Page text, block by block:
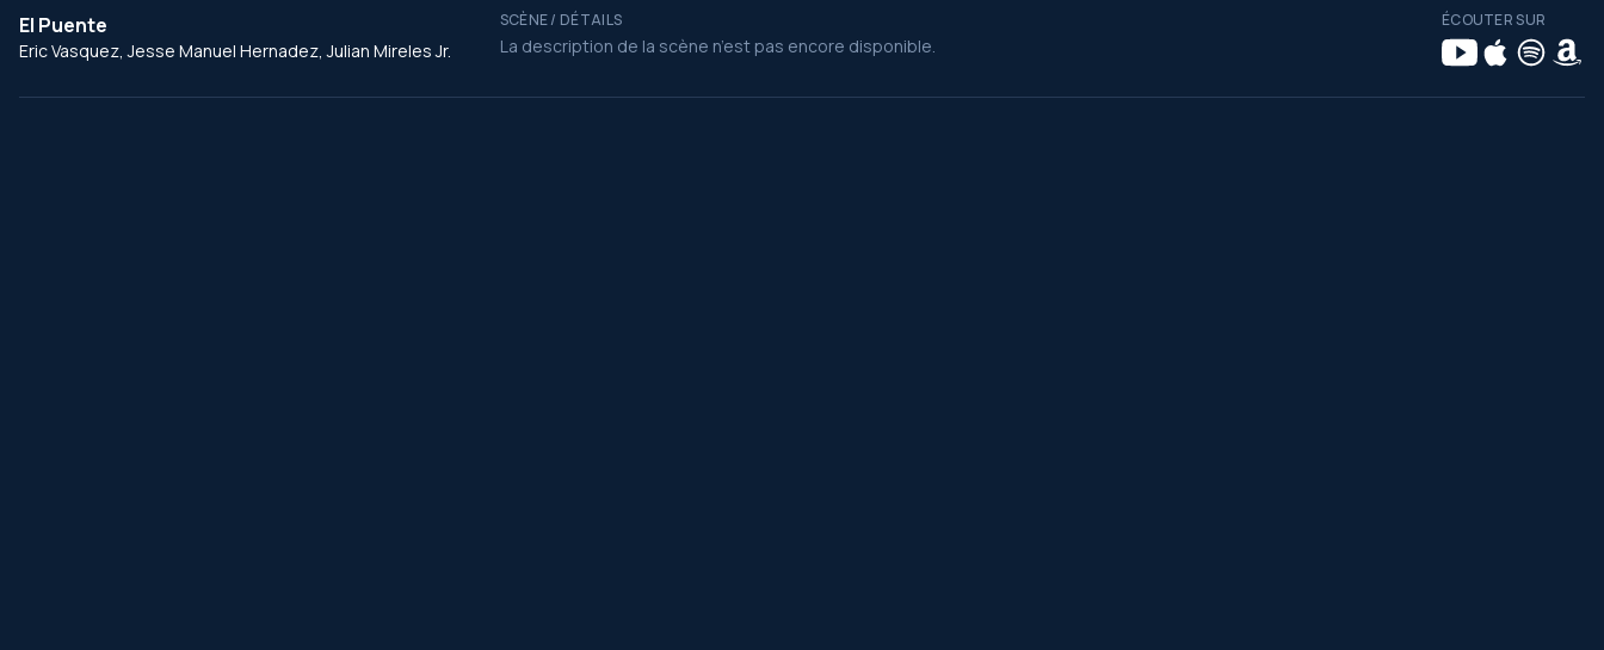
El Puente
Eric Vasquez, Jesse Manuel Hernadez, Julian Mireles Jr.
SCÈNE / DÉTAILS
La description de la scène n’est pas encore disponible.
ÉCOUTER SUR